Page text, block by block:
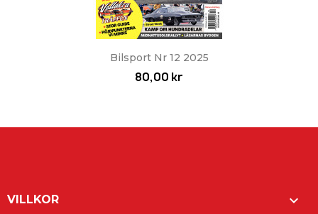
Bilsport Nr 12 2025
80,00 kr
VILLKOR 